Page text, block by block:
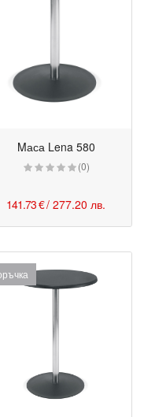
Mаса Lena 580
(0)
141.73 €/ 277.20 лв.